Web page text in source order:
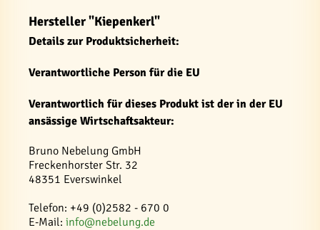
Hersteller "Kiepenkerl"
Details zur Produktsicherheit:
Verantwortliche Person für die EU
Verantwortlich für dieses Produkt ist der in der EU
ansässige Wirtschaftsakteur:
Bruno Nebelung GmbH
Freckenhorster Str. 32
48351 Everswinkel
Telefon: +49 (0)2582 - 670 0
E-Mail: info@nebelung.de